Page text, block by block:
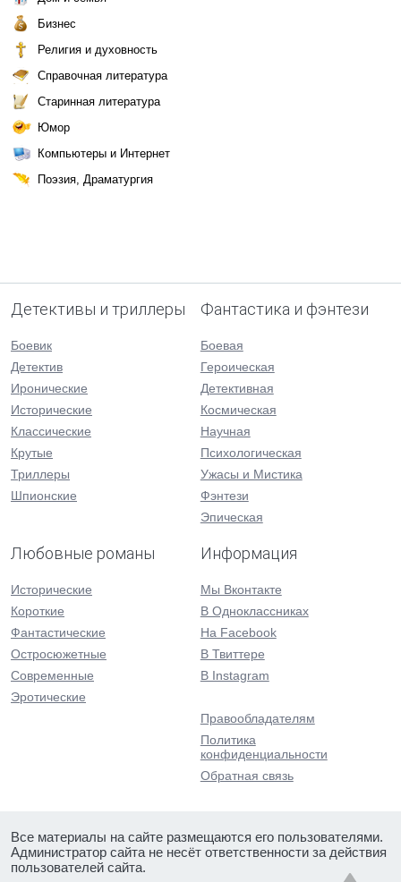
Бизнес
Религия и духовность
Справочная литература
Старинная литература
Юмор
Компьютеры и Интернет
Поэзия, Драматургия
Детективы и триллеры
Боевик
Детектив
Иронические
Исторические
Классические
Крутые
Триллеры
Шпионские
Фантастика и фэнтези
Боевая
Героическая
Детективная
Космическая
Научная
Психологическая
Ужасы и Мистика
Фэнтези
Эпическая
Любовные романы
Исторические
Короткие
Фантастические
Остросюжетные
Современные
Эротические
Информация
Мы Вконтакте
В Одноклассниках
На Facebook
В Твиттере
В Instagram
Правообладателям
Политика
конфиденциальности
Обратная связь
Все материалы на сайте размещаются его пользователями.
Администратор сайта не несёт ответственности за действия
пользователей сайта.